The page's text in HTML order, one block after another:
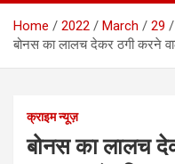
Home 2022 March
29
बोनस का लालच देकर ठगी करने
क्राइम न्यूज़
बोनस का लालच